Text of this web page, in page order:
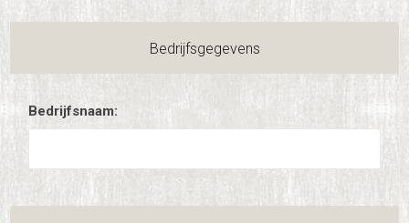
Bedrijfsgegevens
Bedrijfsnaam: